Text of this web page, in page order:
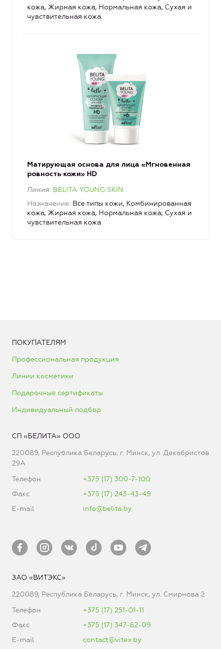
кожа, Жирная кожа, Нормальная кожа, Сухая и
чувствительная кожа
Матирующая основа для лица «Мгновенная
ровность кожи» HD
Линия BELITA YOUNG SKIN
Назначение Все типы кожи, Комбинированная
кожа, Жирная кожа, Нормальная кожа, Сухая и
чувствительная кожа
ПОКУПАТЕЛЯМ
Профессиональная продукция
Линии косметики
Подарочные сертификаты
Индивидуальный подбор
СП «БЕЛИТА» ООО
220089, Республика Беларусь, г. Минск, ул. Декабристов
29А
Телефон
+375 (17) 300-7-100
Факс
+375 (17) 243-43-49
E-mail
info@belita.by
ЗАО «ВИТЭКС»
220089, Республика Беларусь, г. Минск, ул. Смирнова 2
Телефон
+375 (17) 251-01-11
Факс
+375 (17) 347-62-09
E-mail
contact@vitex.by